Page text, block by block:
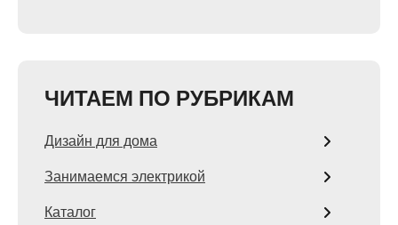
ЧИТАЕМ ПО РУБРИКАМ
Дизайн для дома
Занимаемся электрикой
Каталог